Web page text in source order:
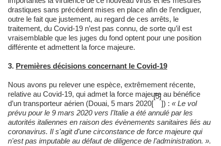
drastiques sans précédent mises en place afin de l’endiguer,
outre le fait que justement, au regard de ces arrêts, le
traitement, du Covid-19 n’est pas connu, de sorte qu’il est
vraisemblable que les juges du fond optent pour une position
différente et admettent la force majeure.
3. Premières décisions concernant le Covid-19
Nous avons pu relever une espèce, extrêmement récente,
relative au Covid-19, qui admet la force majeure au bénéfice
d’un transporteur aérien (Douai, 5 mars 2020[
[5]
]) : «Le vol
prévu pour le 9 mars 2020 vers l'Italie a été annulé par les
autorités italiennes en raison des évènements sanitaires liés au
coronavirus. Il s'agit d'une circonstance de force majeure qui
n'est pas imputable au défaut de diligence de l’administration. ».